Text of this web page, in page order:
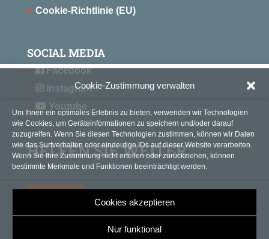
Cookie-Zustimmung verwalten
Um Ihnen ein optimales Erlebnis zu bieten, verwenden wir Technologien
wie Cookies, um Geräteinformationen zu speichern und/oder darauf
zuzugreifen. Wenn Sie diesen Technologien zustimmen, können wir Daten
wie das Surfverhalten oder eindeutige IDs auf dieser Website verarbeiten.
Wenn Sie Ihre Zustimmung nicht erteilen oder zurückziehen, können
bestimmte Merkmale und Funktionen beeinträchtigt werden.
Cookies akzeptieren
Nur funktional
Cookie-Richtlinie (EU)
SOCIAL MEDIA
Facebook
Instagram
Youtube
HELFEN SIE WEITER
SPENDEN